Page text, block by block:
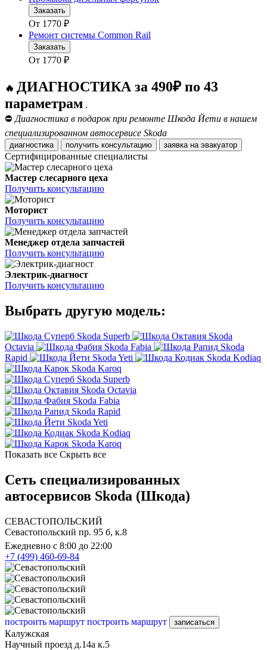
Заказать
От 1770 ₽
Ремонт системы Common Rail
Заказать
От 1770 ₽
🔥 ДИАГНОСТИКА за 490₽ по 43
параметрам .
⛔ Диагностика в подарок при ремонте Шкода Йети в нашем
специализированном автосервисе Skoda
диагностика получить консультацию заявка на эвакуатор
Сертифицированные специалисты
Мастер слесарного цеха
Получить консультацию
Моторист
Получить консультацию
Менеджер отдела запчастей
Получить консультацию
Электрик-диагност
Получить консультацию
Выбрать другую модель:
Skoda Superb
Skoda
Octavia
Skoda Fabia
Skoda
Rapid
Skoda Yeti
Skoda Kodiaq
Skoda Karoq
Skoda Superb
Skoda Octavia
Skoda Fabia
Skoda Rapid
Skoda Yeti
Skoda Kodiaq
Skoda Karoq
Показать все Скрыть все
Сеть специализированных
автосервисов Skoda (Шкода)
СЕВАСТОПОЛЬСКИЙ
Севастопольский пр. 95 б, к.8
Ежедневно с 8:00 до 22:00
+7 (499) 460-69-84
построить маршрут построить маршрут записаться
Калужская
Научный проезд д.14а к.5